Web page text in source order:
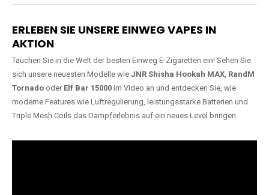
ERLEBEN SIE UNSERE EINWEG VAPES IN
AKTION
Tauchen Sie in die Welt der besten Einweg E-Zigaretten ein! Sehen Sie
sich unsere neuesten Modelle wieJNR Shisha Hookah MAX,RandM
Tornado oderElf Bar 15000im Video an und entdecken Sie, wie
moderne Features wie Luftregulierung, leistungsstarke Batterien und